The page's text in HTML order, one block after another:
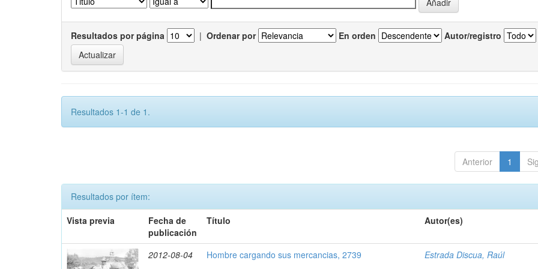
Resultados por página | Ordenar por En orden Autor/registro
Resultados 1-1 de 1.
Anterior 1
Resultados por ítem:
Vista previa
Fecha de
publicación
Título Autor(es)
2012-08-04 Hombre cargando sus mercancias, 2739 Estrada Discua, Raúl